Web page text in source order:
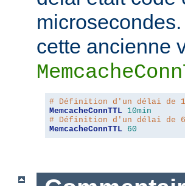
cette ancienne
# Définition d'un délai de
MemcacheConnTTL 10min
# Définition d'un délai de
MemcacheConnTTL 60